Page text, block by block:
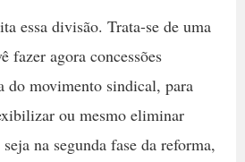
essa divisão. Trata-se de uma
fazer agora concessões
do movimento sindical, para
ou mesmo eliminar
na segunda fase da reforma,